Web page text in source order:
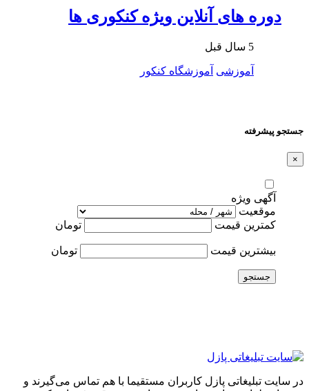
دوره های آنلاین ویژه کنکوری ها
5 سال قبل
آموزشی آموزشگاه کنکور
جستجو پیشرفته
×
آگهی ویژه
موقعیت
کمترین قیمت
تومان
بیشترین قیمت تومان
جستجو
در سایت تبلیغاتی پازل کاربران مستقیما با هم تماس می‌گیرند و